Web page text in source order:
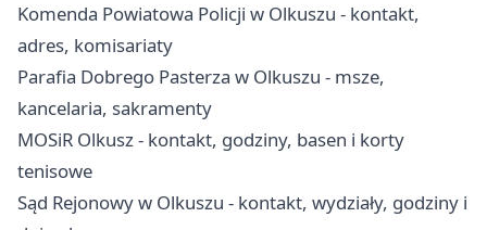
Komenda Powiatowa Policji w Olkuszu - kontakt,
adres, komisariaty
Parafia Dobrego Pasterza w Olkuszu - msze,
kancelaria, sakramenty
MOSiR Olkusz - kontakt, godziny, basen i korty
tenisowe
Sąd Rejonowy w Olkuszu - kontakt, wydziały, godziny i